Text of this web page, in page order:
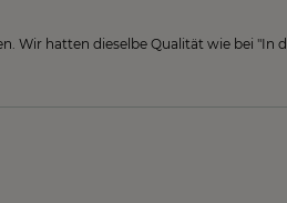
Wir hatten dieselbe Qualität wie bei "In